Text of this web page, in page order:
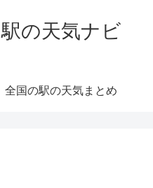
駅の天気ナビ
全国の駅の天気まとめ